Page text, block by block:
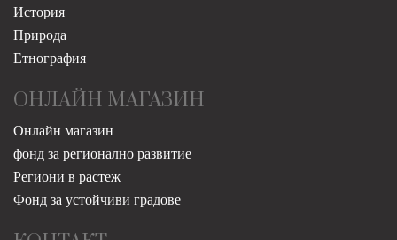
История
Природа
Етнография
ОНЛАЙН МАГАЗИН
Онлайн магазин
фонд за регионално развитие
Региони в растеж
Фонд за устойчиви градове